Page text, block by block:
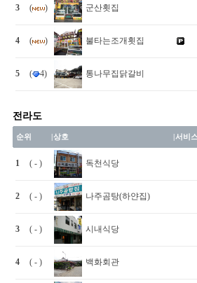
3 ( ) 군산횟집
4 ( ) 불타는조개횟집
5 ( 4) 통나무집닭갈비
전라도
순위 |상호 |서비
1 ( - ) 독천식당
2 ( - ) 나주곰탕(하얀집)
3 ( - ) 시내식당
4 ( - ) 백화회관